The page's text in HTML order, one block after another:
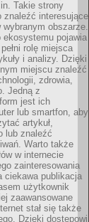
Takie strony
znaleźć interesujące
wybranym obszarze.
ekosystemu pojawia
rolę miejsca
i analizy. Dzięki
miejscu znaleźć
zdrowia,
Jedną z
jest ich
lub smartfon, aby
artykuł,
lub znaleźć
Warto także
w internecie
zainteresowania
ciekawa publikacja
użytkownik
zaawansowane
stał się także
Dzięki dostępowi